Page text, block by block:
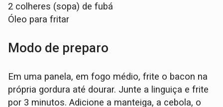
2 colheres (sopa) de fubá
Óleo para fritar
Modo de preparo
Em uma panela, em fogo médio, frite o bacon na
própria gordura até dourar. Junte a linguiça e frite
por 3 minutos. Adicione a manteiga, a cebola, o